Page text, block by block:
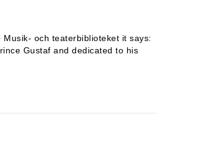
och teaterbiblioteket it says:
Gustaf and dedicated to his